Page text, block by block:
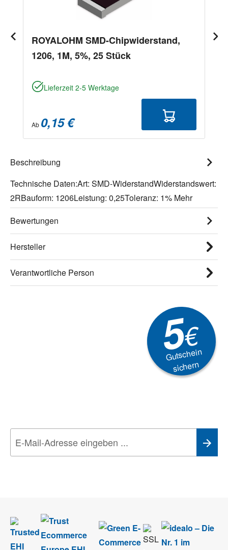
ROYALOHM SMD-Chipwiderstand,
1206, 1M, 5%, 25 Stück
Lieferzeit 2-5 Werktage
Ab 0,15 €
Beschreibung
Technische Daten:Art: SMD-WiderstandWiderstandswert:
2RBauform: 1206Leistung: 0,25Toleranz: 1% Mehr
Bewertungen
Hersteller
Verantwortliche Person
5€
Gutschein
sichern